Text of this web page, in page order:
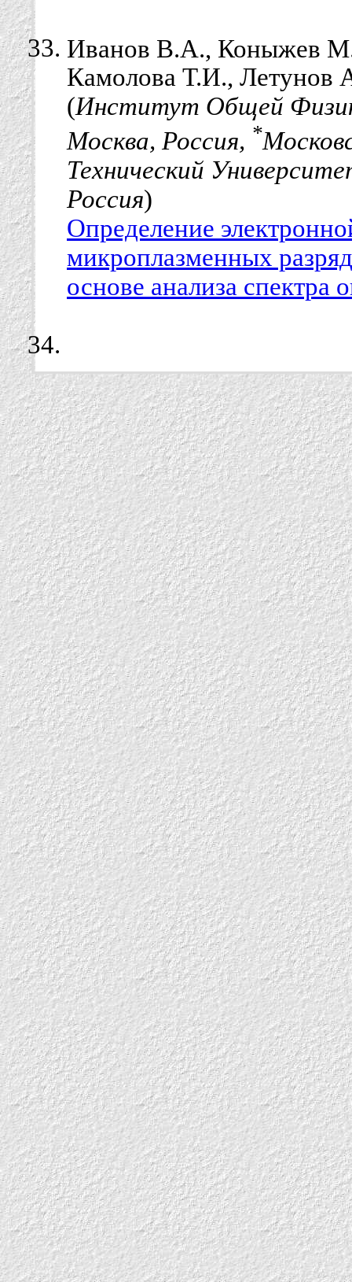
Иванов В.А., Коныжев
Камолова Т.И., Летунов
(Институт Общей
Москва, Россия, *
Технический
Россия)
Определение
микроплазменных
основе анализа спектра